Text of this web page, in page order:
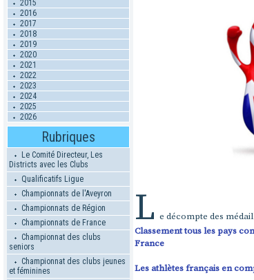
2015
2016
2017
2018
2019
2020
2021
2022
2023
2024
2025
2026
Rubriques
Le Comité Directeur, Les
Districts avec les Clubs
Qualificatifs Ligue
Championnats de l'Aveyron
Championnats de Région
Championnats de France
Championnat des clubs
seniors
Championnat des clubs jeunes
et féminines
L e décompte des
Classement tous les pays
France
Les athlètes français en